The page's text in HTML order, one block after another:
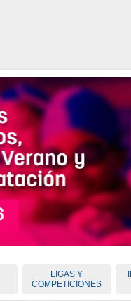
LIGAS Y
COMPETICIONES